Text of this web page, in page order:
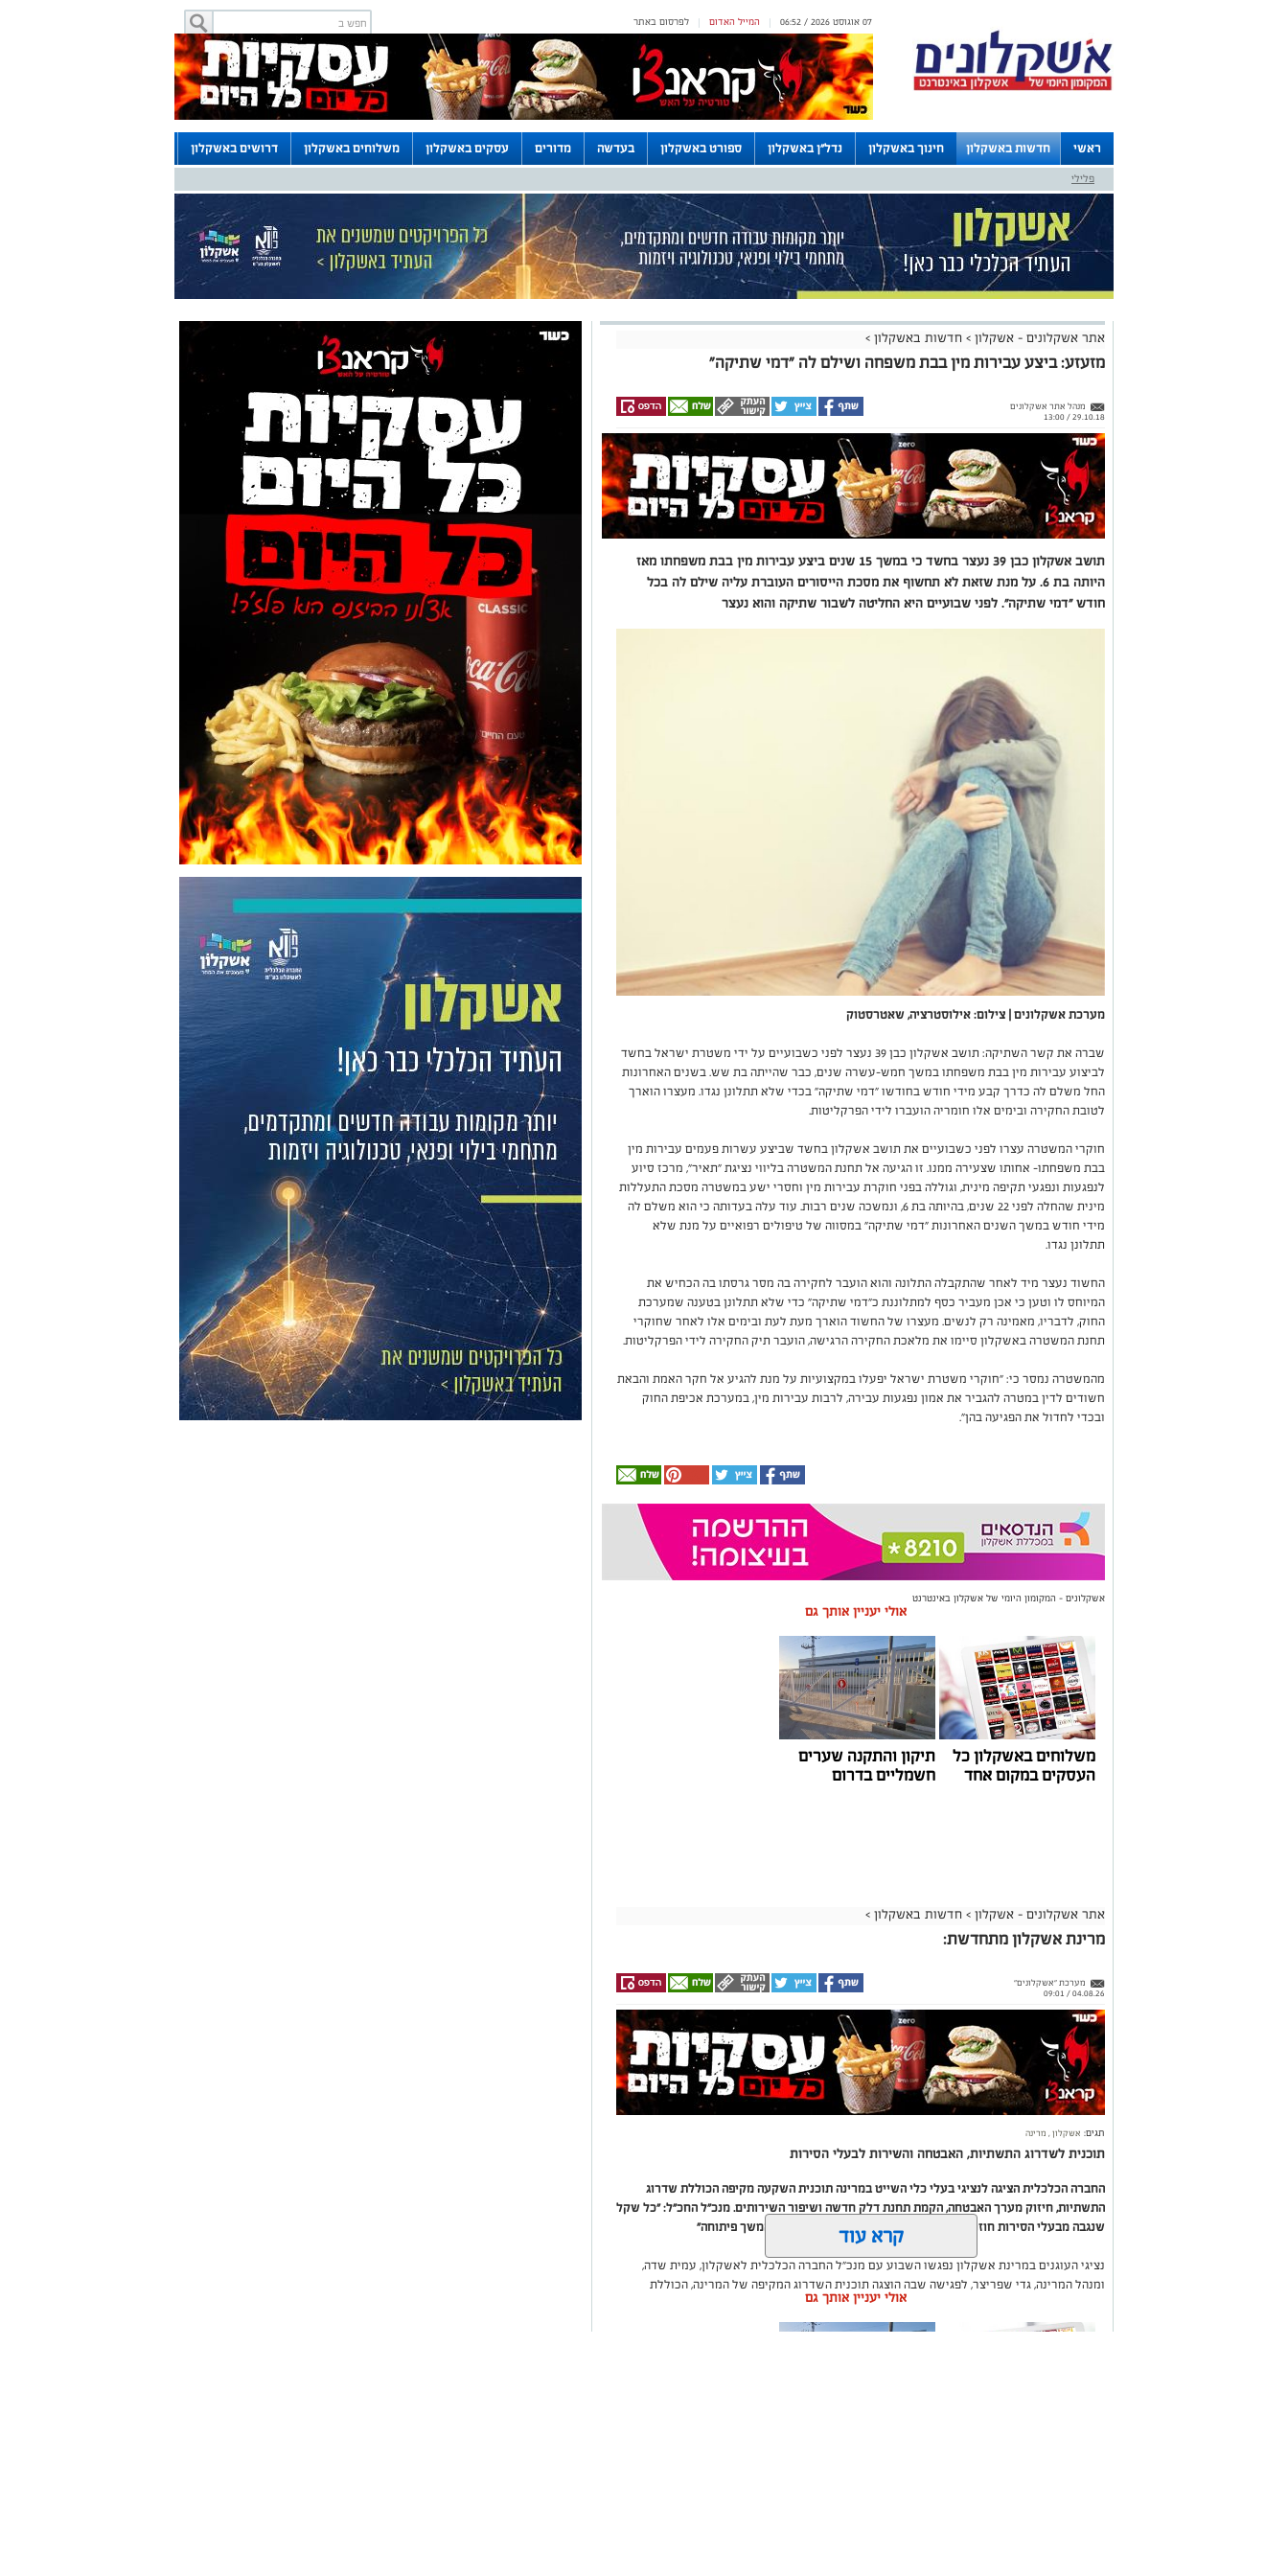
לפרסום באתר | המייל האדום | 07 אוגוסט 2026 / 06:52
ראשי חדשות באשקלון חינוך באשקלון נדל"ן באשקלון ספורט באשקלון בעדשה מדורים עסקים באשקלון משלוחים באשקלון דרושים באשקלון
לוחות
פלילי
אתר אשקלונים - אשקלון > חדשות באשקלון >
מזעזע: ביצע עבירות מין בבת משפחה ושילם לה "דמי שתיקה"
מנהל אתר אשקלונים
29.10.18 / 13:00
תושב אשקלון כבן 39 נעצר בחשד כי במשך 15 שנים ביצע עבירות מין בבת משפחתו מאז
היותה בת 6. על מנת שזאת לא תחשוף את מסכת הייסורים העוברת עליה שילם לה בכל
חודש "דמי שתיקה". לפני שבועיים היא החליטה לשבור שתיקה והוא נעצר
מערכת אשקלונים | צילום: אילוסטרציה, שאטרסטוק
שברה את קשר השתיקה: תושב אשקלון כבן 39 נעצר לפני כשבועיים על ידי משטרת ישראל בחשד
לביצוע עבירות מין בבת משפחתו במשך חמש-עשרה שנים, כבר שהייתה בת שש. בשנים האחרונות
החל משלם לה כדרך קבע מידי חודש בחודשו "דמי שתיקה" בכדי שלא תתלונן נגדו. מעצרו הוארך
לטובת החקירה ובימים אלו חומריה הועברו לידי הפרקליטות.
חוקרי המשטרה עצרו לפני כשבועיים את תושב אשקלון בחשד שביצע עשרות פעמים עבירות מין
בבת משפחתו- אחותו שצעירה ממנו. זו הגיעה אל תחנת המשטרה בליווי נציגת "תאיר", מרכז סיוע
לנפגעות ונפגעי תקיפה מינית, וגוללה בפני חוקרת עבירות מין וחסרי ישע במשטרה מסכת התעללות
מינית שהחלה לפני 22 שנים, בהיותה בת 6, ונמשכה שנים רבות. עוד עלה בעדותה כי הוא משלם לה
מידי חודש במשך השנים האחרונות "דמי שתיקה" במסווה של טיפולים רפואיים על מנת שלא
תתלונן נגדו.
החשוד נעצר מיד לאחר שהתקבלה התלונה והוא הועבר לחקירה בה מסר גרסתו בה הכחיש את
המיוחס לו וטען כי אכן מעביר כסף למתלוננת כ"דמי שתיקה" כדי שלא תתלונן בטענה שמערכת
החוק, לדבריו, מאמינה רק לנשים. מעצרו של החשוד הוארך מעת לעת ובימים אלו לאחר שחוקרי
תחנת המשטרה באשקלון סיימו את מלאכת החקירה הרגישה, הועבר תיק החקירה לידי הפרקליטות.
מהמשטרה נמסר כי: "חוקרי משטרת ישראל יפעלו במקצועיות על מנת להגיע אל חקר האמת והבאת
חשודים לדין במטרה להגביר את אמון נפגעות עבירה, לרבות עבירות מין, במערכת אכיפת החוק
ובכדי לחדול את הפגיעה בהן".
אשקלונים - המקומון היומי של אשקלון באינטרנט
אולי יעניין אותך גם
משלוחים באשקלון כל
העסקים במקום אחד
תיקון והתקנה שערים
חשמליים בדרום
אתר אשקלונים - אשקלון > חדשות באשקלון >
מרינת אשקלון מתחדשת:
מערכת "אשקלונים"
04.08.26 / 09:01
תגים: אשקלון, מרינה
תוכנית לשדרוג התשתיות, האבטחה והשירות לבעלי הסירות
החברה הכלכלית הציגה לנציגי בעלי כלי השייט במרינה תוכנית השקעה מקיפה הכוללת שדרוג
התשתיות, חיזוק מערך האבטחה, הקמת תחנת דלק חדשה ושיפור השירותים. מנכ"ל החכ"ל: "כל שקל
שנגבה מבעלי הסירות חוזר בחזרה אליהם באמצעות שיפור המרינה והמשך פיתוחה"
נציגי העוגנים במרינת אשקלון נפגשו השבוע עם מנכ"ל החברה הכלכלית לאשקלון, עמית שדה,
ומנהל המרינה, גדי שפריצר, לפגישה שבה הוצגה תוכנית השדרוג המקיפה של המרינה, הכוללת
השקעה בתשתיות, בביטחון, בשירותים ובפיתוח המקום לטובת ציבור בעלי הסירות.
קרא עוד
אולי יעניין אותך גם